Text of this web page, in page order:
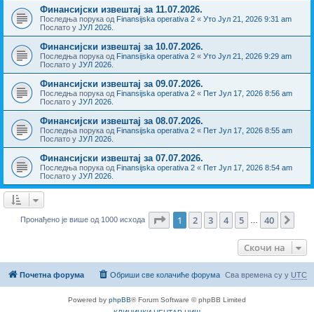
Финансијски извештај за 11.07.2026.
Последња порука од Finansijska operativa 2 « Уто Јул 21, 2026 9:31 am
Послато у ЈУЛ 2026.
Финансијски извештај за 10.07.2026.
Последња порука од Finansijska operativa 2 « Уто Јул 21, 2026 9:29 am
Послато у ЈУЛ 2026.
Финансијски извештај за 09.07.2026.
Последња порука од Finansijska operativa 2 « Пет Јул 17, 2026 8:56 am
Послато у ЈУЛ 2026.
Финансијски извештај за 08.07.2026.
Последња порука од Finansijska operativa 2 « Пет Јул 17, 2026 8:55 am
Послато у ЈУЛ 2026.
Финансијски извештај за 07.07.2026.
Последња порука од Finansijska operativa 2 « Пет Јул 17, 2026 8:54 am
Послато у ЈУЛ 2026.
Пронађено је више од 1000 исхода Страница од 40
1 2 3 4 5 40
Скочи на
Почетна форума Сва времена су у UTC
Обриши све колачиће форума
Powered by phpBB® Forum Software © phpBB Limited